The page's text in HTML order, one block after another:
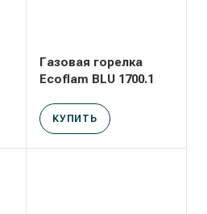
Газовая горелка
Ecoflam BLU 1700.1
КУПИТЬ